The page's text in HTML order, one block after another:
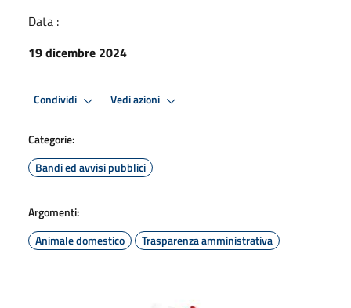
Data :
19 dicembre 2024
Condividi Vedi azioni
Categorie:
Bandi ed avvisi pubblici
Argomenti:
Animale domestico
Trasparenza amministrativa